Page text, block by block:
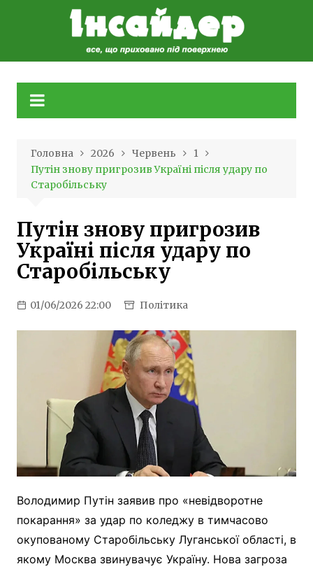
Головна 2026 Червень
1
Путін знову пригрозив Україні після удару по
Старобільську
Путін знову пригрозив
Україні після удару по
Старобільську
01/06/2026 22:00 Політика
Володимир Путін заявив про «невідворотне
покарання» за удар по коледжу в тимчасово
окупованому Старобільську Луганської області, в
якому Москва звинувачує Україну. Нова загроза